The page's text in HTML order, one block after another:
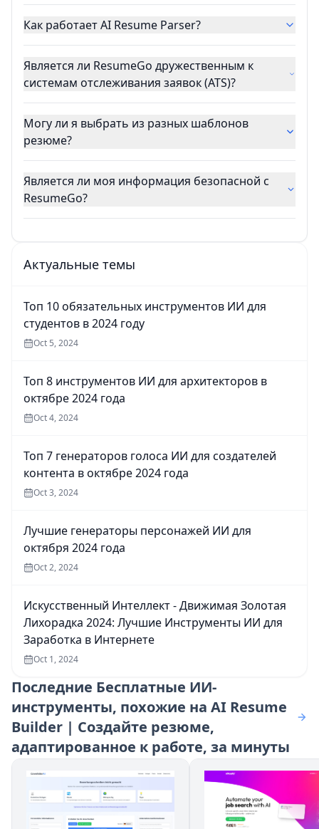
Как работает AI Resume Parser?
Является ли ResumeGo дружественным к
системам отслеживания заявок (ATS)?
Могу ли я выбрать из разных шаблонов
резюме?
Является ли моя информация безопасной с
ResumeGo?
Актуальные темы
Топ 10 обязательных инструментов ИИ для
студентов в 2024 году
Oct 5, 2024
Топ 8 инструментов ИИ для архитекторов в
октябре 2024 года
Oct 4, 2024
Топ 7 генераторов голоса ИИ для создателей
контента в октябре 2024 года
Oct 3, 2024
Лучшие генераторы персонажей ИИ для
октября 2024 года
Oct 2, 2024
Искусственный Интеллект - Движимая Золотая
Лихорадка 2024: Лучшие Инструменты ИИ для
Заработка в Интернете
Oct 1, 2024
Последние Бесплатные ИИ-
инструменты, похожие на AI Resume
Builder | Создайте резюме,
адаптированное к работе, за минуты